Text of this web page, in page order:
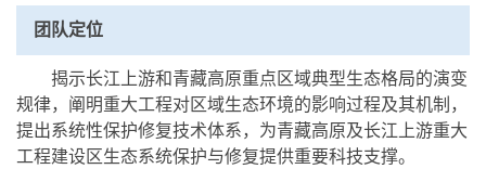
团队定位
揭示长江上游和青藏高原重点区域典型生态格局的演变
规律，阐明重大工程对区域生态环境的影响过程及其机制，
提出系统性保护修复技术体系，为青藏高原及长江上游重大
工程建设区生态系统保护与修复提供重要科技支撑。